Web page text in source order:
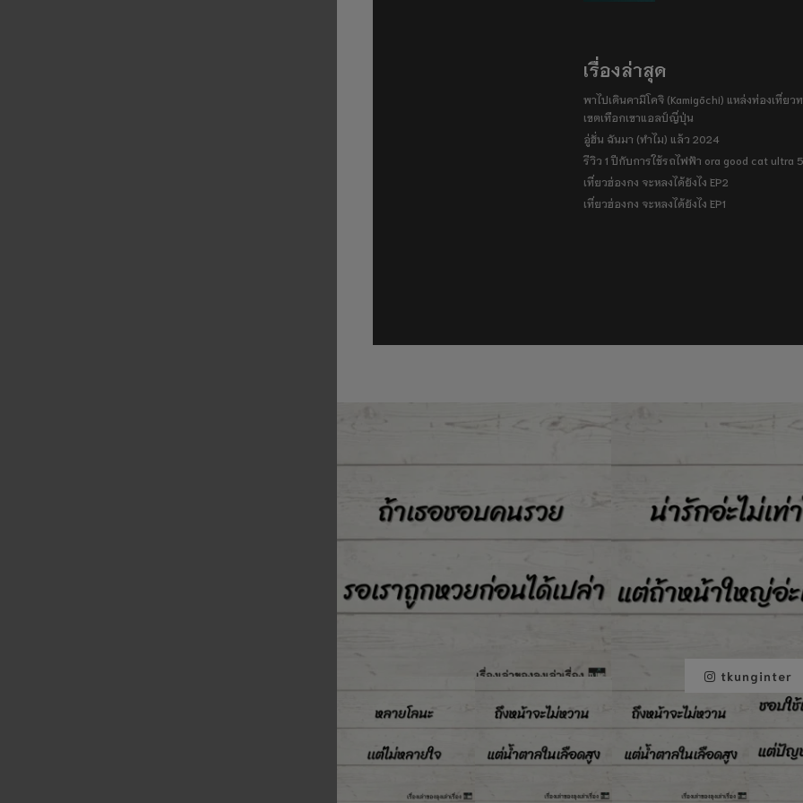
เรื่องล่าสุด
พาไปเดินคามิโคจิ (Kamigōchi) แหล่งท่องเที่ยว
เขตเทือกเขาแอลป์ญี่ปุ่น
อู่ฮั่น ฉันมา (ทำไม) แล้ว 2024
รีวิว 1 ปีกับการใช้รถไฟฟ้า ora good cat ultra
เที่ยวฮ่องกง จะหลงได้ยังไง EP2
เที่ยวฮ่องกง จะหลงได้ยังไง EP1
tkunginter